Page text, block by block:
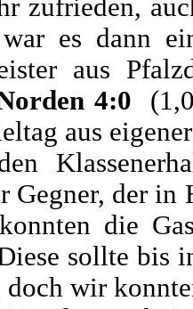
zufrieden,
es dann
aus
4:0
aus
Gegner, der
die
sollte bis
wir